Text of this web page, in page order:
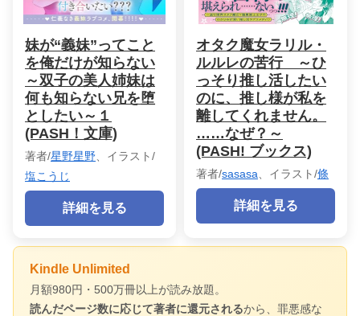
妹が“義妹”ってこと
を俺だけが知らない
～双子の美人姉妹は
何も知らない兄を堕
としたい～１
(PASH！文庫)
著者/星野星野 、イラスト/
塩こうじ
詳細を見る
オタク魔女ラリル・
ルルレの苦行 ～ひ
っそり推し活したい
のに、推し様が私を
離してくれません。
……なぜ？～
(PASH! ブックス)
著者/sasasa 、イラスト/條
詳細を見る
Kindle Unlimited
月額980円・500万冊以上が読み放題。
読んだページ数に応じて著者に還元されるから、罪悪感な